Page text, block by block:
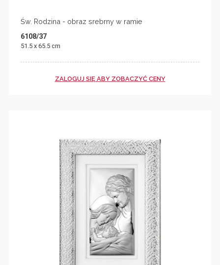
Św. Rodzina - obraz srebrny w ramie
6108/37
51.5 x 65.5 cm
ZALOGUJ SIĘ ABY ZOBACZYĆ CENY